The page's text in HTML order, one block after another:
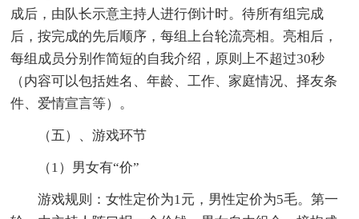
成后，由队长示意主持人进行倒计时。待所有组完成
后，按完成的先后顺序，每组上台轮流亮相。亮相后，
每组成员分别作简短的自我介绍，原则上不超过30秒
（内容可以包括姓名、年龄、工作、家庭情况、择友条
件、爱情宣言等）。
（五）、游戏环节
（1）男女有“价”
游戏规则：女性定价为1元，男性定价为5毛。第一